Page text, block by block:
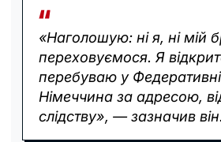
«Наголошую: ні я, ні мій
переховуємося. Я
перебуваю у
Німеччина за адресою,
слідству», — зазначив він.